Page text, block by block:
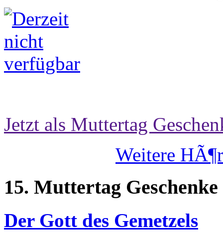
Jetzt als Muttertag
Weitere
15. Muttertag
Der Gott des Gemetzels